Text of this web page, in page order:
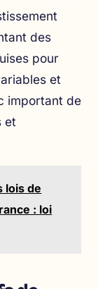
des
pour
et
important de
et
lois de
: loi